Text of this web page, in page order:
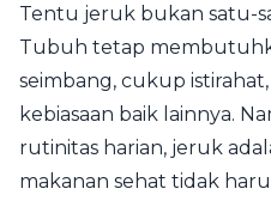
Tentu jeruk bukan satu-
Tubuh tetap
seimbang, cukup
kebiasaan baik lainnya.
rutinitas harian, jeruk
makanan sehat tidak